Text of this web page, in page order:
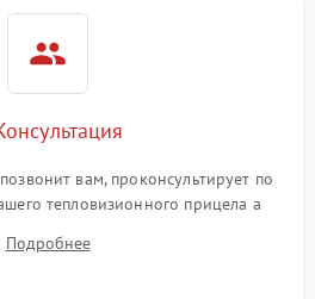
вам, проконсультирует по
тепловизионного прицела а
Подробнее